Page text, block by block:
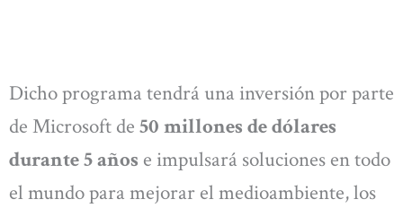
Dicho programa tendrá una inversión por parte
de Microsoft de 50 millones de dólares
durante 5 años e impulsará soluciones en todo
el mundo para mejorar el medioambiente, los